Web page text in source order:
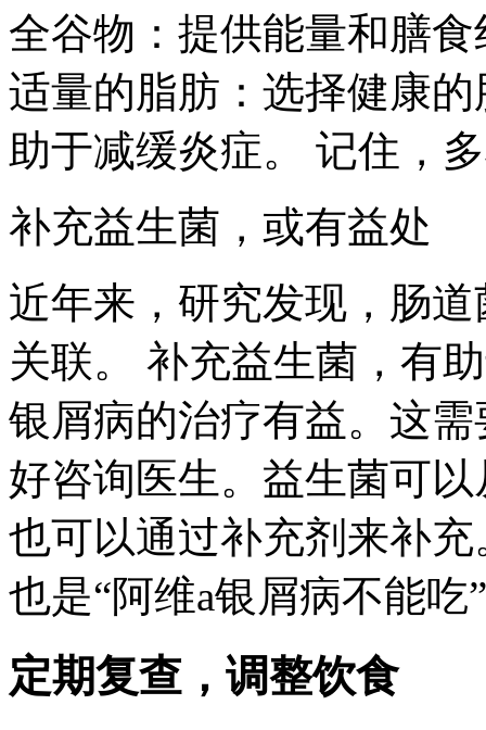
全谷物：提供能量和膳
适量的脂肪：选择健康
助于减缓炎症。 记住，
补充益生菌，或有益处
近年来，研究发现，肠
关联。 补充益生菌，有
银屑病的治疗有益。这
好咨询医生。益生菌可
也可以通过补充剂来补
也是“阿维a银屑病不能吃
定期复查，调整饮食